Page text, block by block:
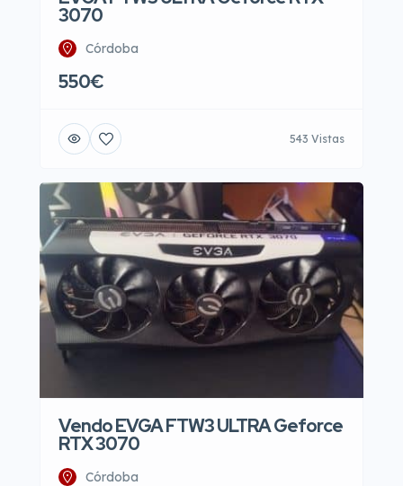
3070
Córdoba
550€
543 Vistas
Vendo EVGA FTW3 ULTRA Geforce
RTX 3070
Córdoba